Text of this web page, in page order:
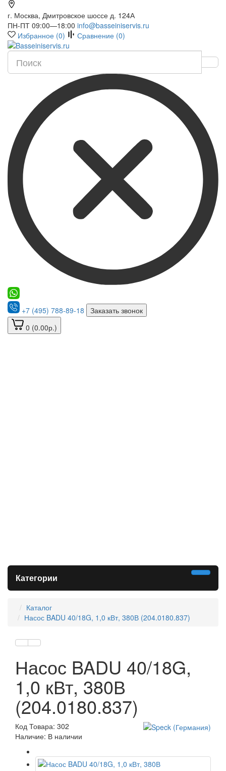
г. Москва, Дмитровское шоссе д. 124А
ПН-ПТ 09:00—18:00 info@basseiniservis.ru
Избранное (0) Сравнение (0)
+7 (495) 788-89-18
Заказать звонок
0 (0.00р.)
Категории
Каталог
Насос BADU 40/18G, 1,0 кВт, 380В (204.0180.837)
Насос BADU 40/18G,
1,0 кВт, 380В
(204.0180.837)
Код Товара: 302
Наличие: В наличии